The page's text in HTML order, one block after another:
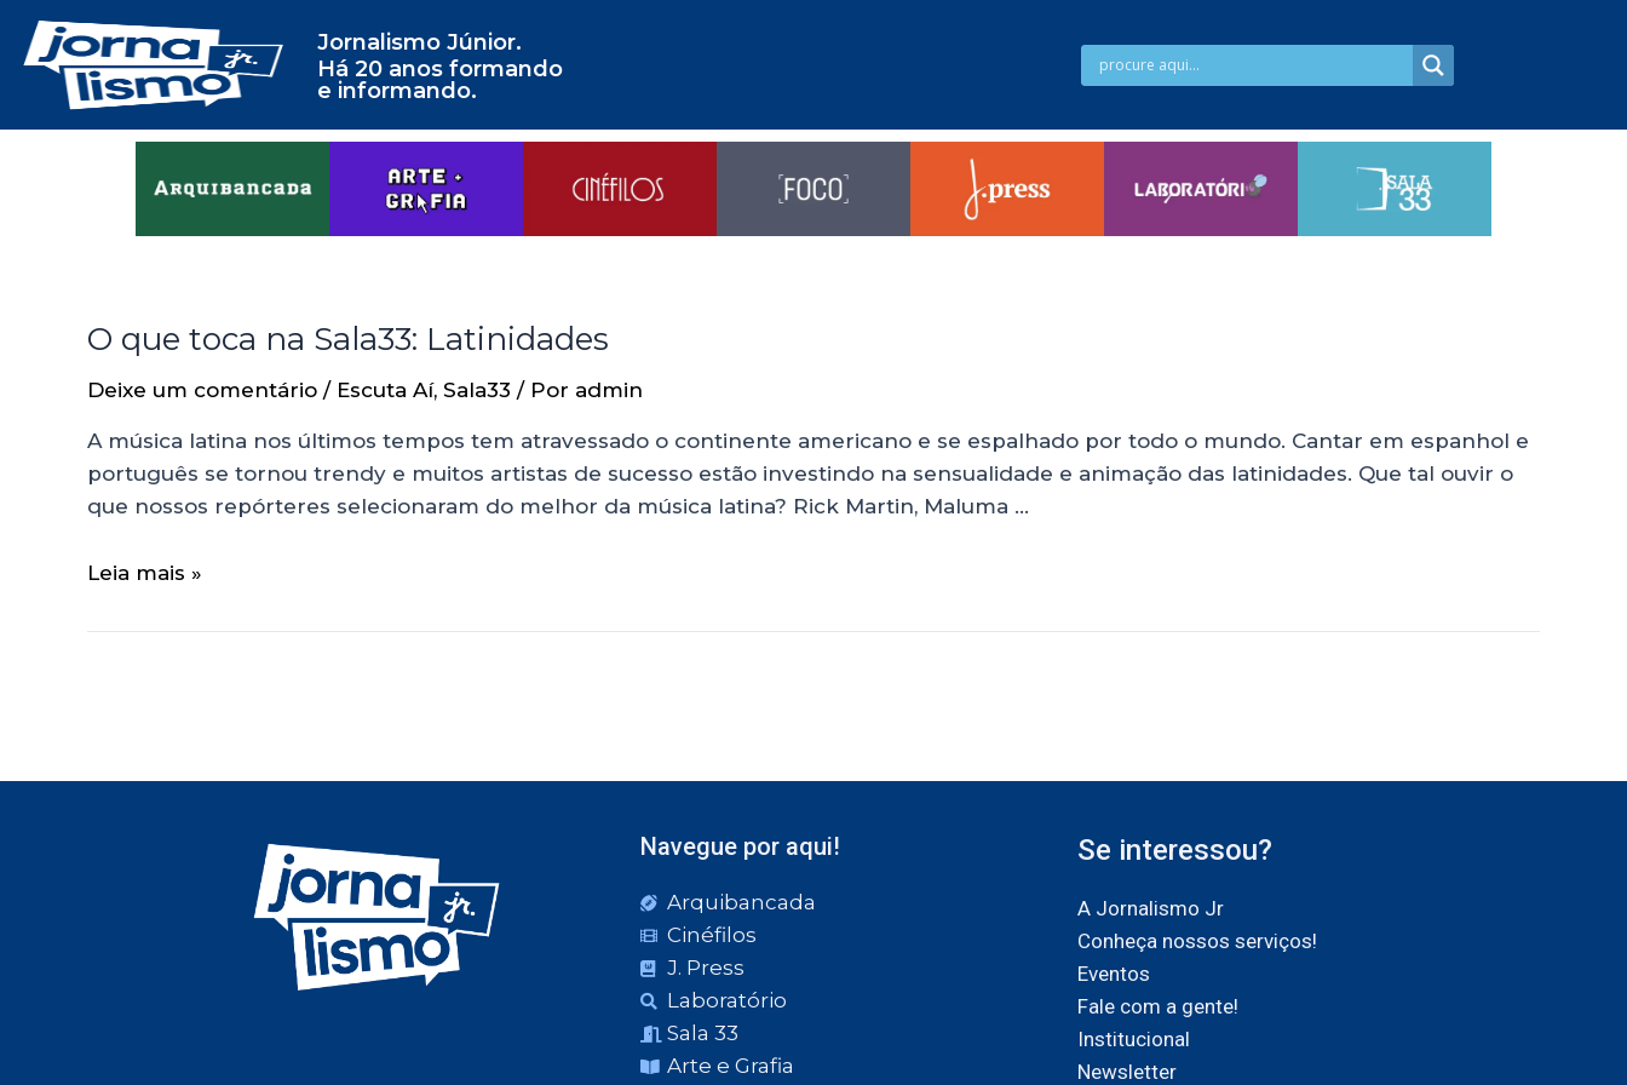
Jornalismo Júnior.
Há 20 anos formando
e informando.
O que toca na Sala33: Latinidades
Deixe um comentário / Escuta Aí, Sala33 / Por admin
A música latina nos últimos tempos tem atravessado o continente americano e se espalhado por todo o mundo. Cantar em espanhol e
português se tornou trendy e muitos artistas de sucesso estão investindo na sensualidade e animação das latinidades. Que tal ouvir o
que nossos repórteres selecionaram do melhor da música latina? Rick Martin, Maluma …
Leia mais »
Navegue por aqui!
Arquibancada
Cinéfilos
J. Press
Laboratório
Sala 33
Arte e Grafia
Se interessou?
A Jornalismo Jr
Conheça nossos serviços!
Eventos
Fale com a gente!
Institucional
Newsletter